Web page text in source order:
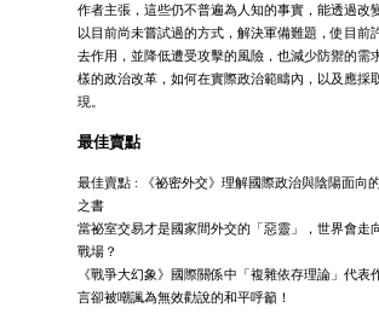
作者主張，這些仍不普遍為人知的事實，能透過改
以目前尚未嘗試過的方式，解決軍備難題，使目前
去作用，並降低遭受攻擊的風險，也減少防禦的需
樣的政治改革，如何在實際政治範疇內，以及應採
現。
最佳賣點
最佳賣點 : 《祕密外交》理解國際政治與陰陽面向
之書
當祕室交易才是國家間外交的「惡靈」，世界會走
戰場？
《戰爭大幻象》國際關係中「複雜依存理論」代表
言卻被嘲諷為無效勸說的和平呼籲！